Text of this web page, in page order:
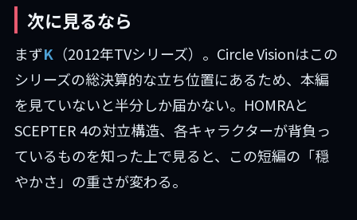
次に見るなら
まずK（2012年TVシリーズ）。Circle Visionはこの
シリーズの総決算的な立ち位置にあるため、本編
を見ていないと半分しか届かない。HOMRAと
SCEPTER 4の対立構造、各キャラクターが背負っ
ているものを知った上で見ると、この短編の「穏
やかさ」の重さが変わる。